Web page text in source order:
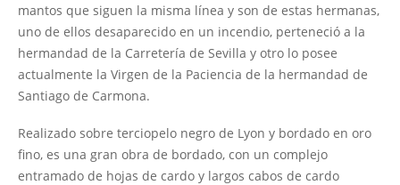
mantos que siguen la misma línea y son de estas hermanas,
uno de ellos desaparecido en un incendio, perteneció a la
hermandad de la Carretería de Sevilla y otro lo posee
actualmente la Virgen de la Paciencia de la hermandad de
Santiago de Carmona.
Realizado sobre terciopelo negro de Lyon y bordado en oro
fino, es una gran obra de bordado, con un complejo
entramado de hojas de cardo y largos cabos de cardo